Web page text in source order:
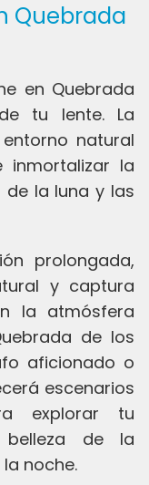
Quebrada
en Quebrada
tu lente. La
natural
la
de la luna y las
prolongada,
y captura
la atmósfera
de los
aficionado o
escenarios
explorar tu
de la
noche.